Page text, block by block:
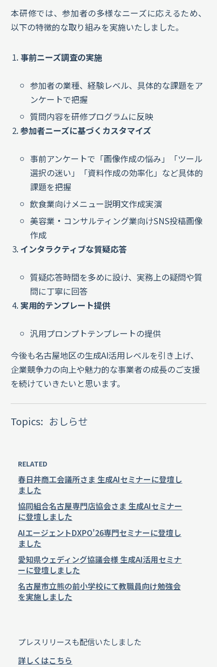
本研修では、参加者の多様なニーズに応えるため、
以下の特徴的な取り組みを実施いたしました。
事前ニーズ調査の実施
参加者の業種、経験レベル、具体的な課題をア
ンケートで把握
質問内容を研修プログラムに反映
参加者ニーズに基づくカスタマイズ
事前アンケートで「画像作成の悩み」「ツール
選択の迷い」「資料作成の効率化」など具体的
課題を把握
飲食業向けメニュー説明文作成実演
美容業・コンサルティング業向けSNS投稿画像
作成
インタラクティブな質疑応答
質疑応答時間を多めに設け、実務上の疑問や質
問に丁寧に回答
実用的テンプレート提供
汎用プロンプトテンプレートの提供
今後も名古屋地区の生成AI活用レベルを引き上げ、
企業競争力の向上や魅力的な事業者の成長のご支援
を続けていきたいと思います。
Topics: おしらせ
RELATED
春日井商工会議所さま 生成AIセミナーに登壇し
ました
協同組合名古屋専門店協会さま 生成AIセミナー
に登壇しました
AIエージェントDXPO'26専門セミナーに登壇し
ました
愛知県ウェディング協議会様 生成AI活用セミナ
ーに登壇しました
名古屋市立熊の前小学校にて教職員向け勉強会
を実施しました
プレスリリースも配信いたしました
詳しくはこちら